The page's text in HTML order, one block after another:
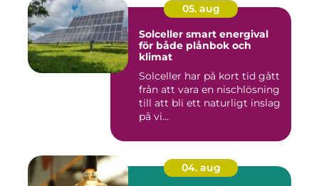
05. aug
Solceller smart energival
för både plånbok och
klimat
Solceller har på kort tid gått
från att vara en nischlösning
till att bli ett naturligt inslag
på vi...
04. aug